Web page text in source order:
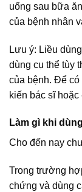
uống sau bữa
của bệnh nhân
Lưu ý: Liều
dùng cụ thể tùy
của bệnh. Để có
kiến bác sĩ hoặc
Làm gì khi
Cho đến nay
Trong trường
chứng và dùng